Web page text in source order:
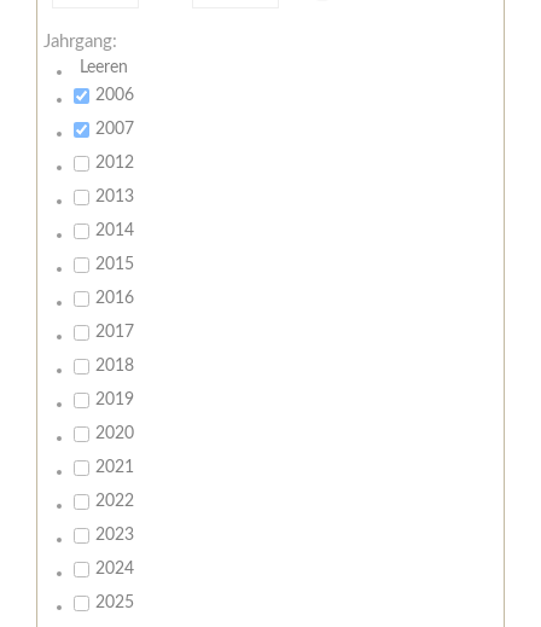
Jahrgang:
Leeren
2006
2007
2012
2013
2014
2015
2016
2017
2018
2019
2020
2021
2022
2023
2024
2025